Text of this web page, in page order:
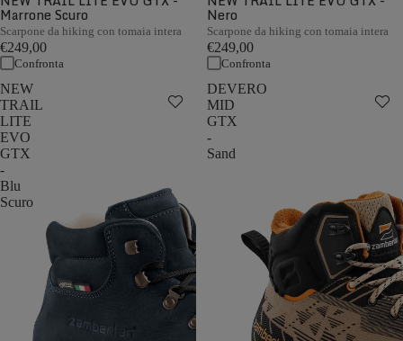
Marrone Scuro
Scarpone da hiking con tomaia intera
€249,00
Confronta
Nero
Scarpone da hiking con tomaia intera
€249,00
Confronta
NEW
TRAIL
LITE
EVO
GTX
-
Blu
Scuro
DEVERO
MID
GTX
-
Sand